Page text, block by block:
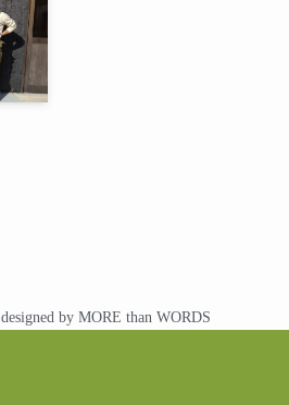
designed by MORE than WORDS